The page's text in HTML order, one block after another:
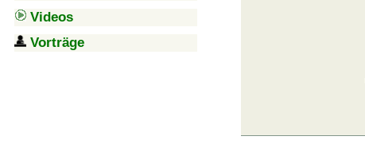
Videos
Vorträge